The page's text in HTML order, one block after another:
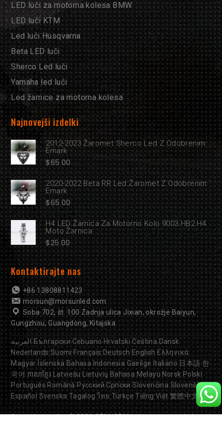
LED luči za motorna kolesa BMW
LED luči KTM
Led luči Husqvarna
Beta LED luči
Sherco Led luči
Yamaha led luči
Led žarnice za motorna kolesa
Najnovejši izdelki
2012-2023 Žaromet Sherco Led Z Odobrenim
Emark
$65.00
2020-2022 Beta RR Led Žaromet Z Odobrenim
Emark
$65.00
H4 LED Žarnica Za Motorno Kolo 9003 HB2 H4
Moto Žarnica
$25.00
Kontaktirajte nas
+86 13808811423
morsun@morsunled.com
Soba 702, št. 100 Zadnja ulica Jixian, okrožje Baiyun,
Gungzhou, Guangdong, Kitajska
العربية Български Cebuano Hrvatski Čeština Dansk
Nederlands Suomi Français Deutsch English Ελληνικά
Magyar Íslenska Bahasa Indonesia Gaeilge Italiano 日本語 한
국어 ភាសាខ្មែរ Latviešu Lietuvių Bahasa Melayu Norsk Polski
Português Română Русский Српски Slovenčina Slovenščina
Español Svenska Tagalog ไทย Türkçe Tiếng Việt 繁體中文
Avtorske pravice © 2026OEM/ODM luči za motorna kolesa